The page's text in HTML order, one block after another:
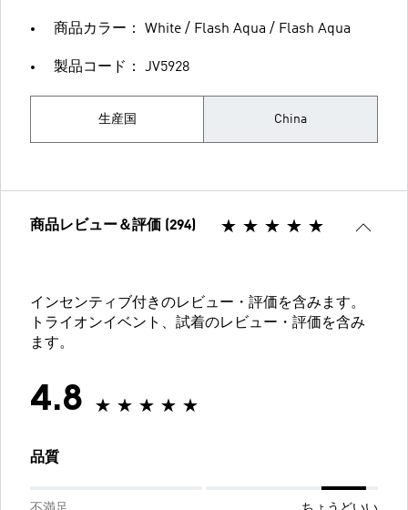
商品カラー： White / Flash Aqua / Flash Aqua
製品コード： JV5928
生産国 China
商品レビュー＆評価 (294)
インセンティブ付きのレビュー・評価を含みます。
トライオンイベント、試着のレビュー・評価を含み
ます。
4.8
品質